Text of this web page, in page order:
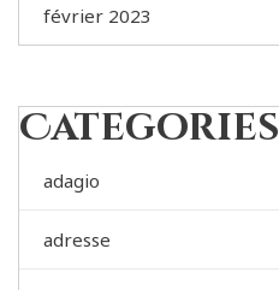
février 2023
Categories
adagio
adresse